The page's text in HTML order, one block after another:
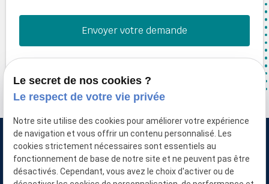
NICOLAS MARIE
Le secret de nos cookies ?
Le respect de votre vie privée
Notre site utilise des cookies pour améliorer votre expérience
de navigation et vous offrir un contenu personnalisé. Les
cookies strictement nécessaires sont essentiels au
fonctionnement de base de notre site et ne peuvent pas être
désactivés. Cependant, vous avez le choix d'activer ou de